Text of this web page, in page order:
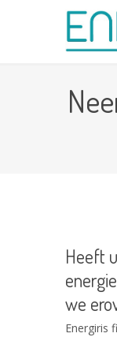
Heeft
we
Energiris